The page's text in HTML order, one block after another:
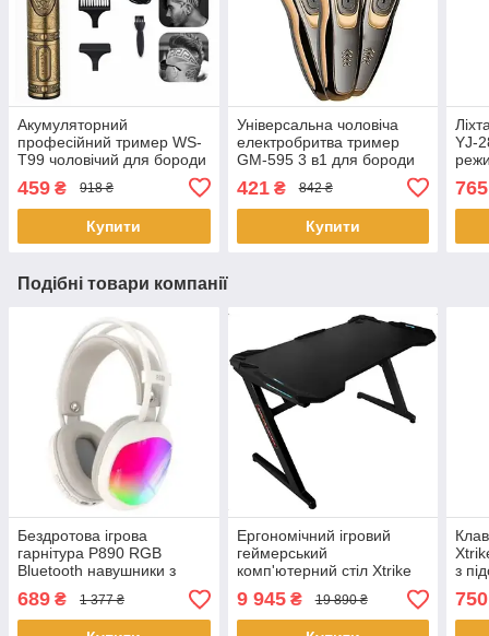
Акумуляторний
професійний тример WS-
T99 чоловічий для бороди
окантовки і малюнків
459 ₴ 918 ₴
Купити
Універсальна чоловіча
електробритва тример
GM-595 3 в1 для бороди
сіткова акумуляторна для
чоловіків
421₴ 842 ₴
Купити
YJ-
765
Подібні товари компанії
Бездротова ігрова
гарнітура P890 RGB
Bluetooth навушники з
мікрофоном 40 мм
драйвери 18 годин роботи
білий
689 ₴ 1 377 ₴
Ергономічний ігровий
геймерський
комп'ютерний стіл Xtrike
Me DK-01 із
підсклянником Чорний
9 945₴ 19 890 ₴
з
750